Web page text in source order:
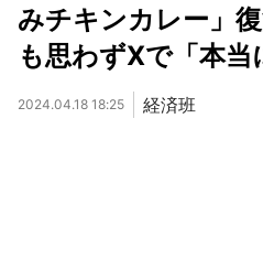
みチキンカレー」
も思わずXで「本当
2024.04.18 18:25 経済班